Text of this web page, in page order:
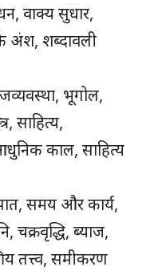
वाक्य सुधार,
अंश, शब्दावली
भूगोल,
साहित्य,
काल, साहित्य
समय और कार्य,
चक्रवृद्धि, ब्याज,
तत्त्व, समीकरण